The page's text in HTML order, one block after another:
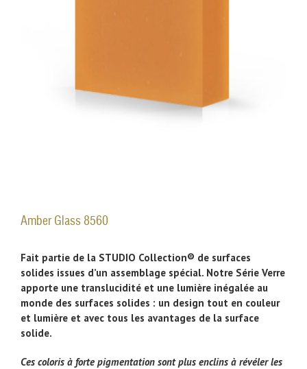
Amber Glass 8560
Fait partie de la STUDIO Collection® de surfaces
solides issues d’un assemblage spécial. Notre Série Verre
apporte une translucidité et une lumière inégalée au
monde des surfaces solides : un design tout en couleur
et lumière et avec tous les avantages de la surface
solide.
Ces coloris à forte pigmentation sont plus enclins à révéler les